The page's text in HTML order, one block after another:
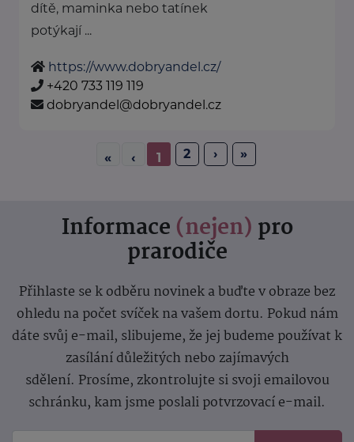
dítě, maminka nebo tatínek
potýkají ...
https://www.dobryandel.cz/
+420 733 119 119
dobryandel@dobryandel.cz
« ‹ 1 2 › »
Informace (nejen) pro
prarodiče
Přihlaste se k odběru novinek a buďte v obraze bez
ohledu na počet svíček na vašem dortu. Pokud nám
dáte svůj e-mail, slibujeme, že jej budeme používat k
zasílání důležitých nebo zajímavých
sdělení. Prosíme, zkontrolujte si svoji emailovou
schránku, kam jsme poslali potvrzovací e-mail.